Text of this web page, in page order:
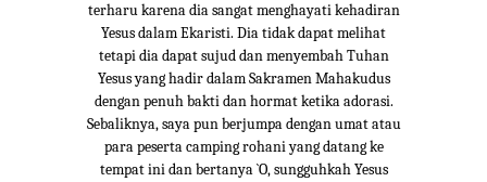
terharu karena dia sangat menghayati kehadiran
Yesus dalam Ekaristi. Dia tidak dapat melihat
tetapi dia dapat sujud dan menyembah Tuhan
Yesus yang hadir dalam Sakramen Mahakudus
dengan penuh bakti dan hormat ketika adorasi.
Sebaliknya, saya pun berjumpa dengan umat atau
para peserta camping rohani yang datang ke
tempat ini dan bertanya `O, sungguhkah Yesus